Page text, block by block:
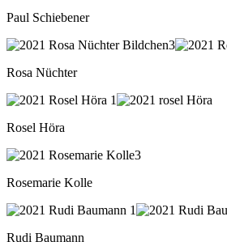
Paul Schiebener
Rosa Nüchter
Rosel Höra
Rosemarie Kolle
Rudi Baumann